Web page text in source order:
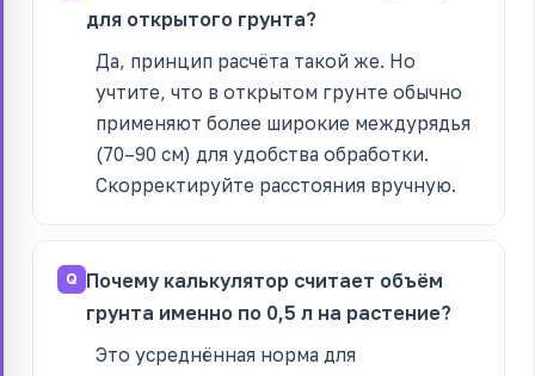
для открытого грунта?
Да, принцип расчёта такой же. Но
учтите, что в открытом грунте обычно
применяют более широкие междурядья
(70–90 см) для удобства обработки.
Скорректируйте расстояния вручную.
Почему калькулятор считает объём
грунта именно по 0,5 л на растение?
Это усреднённая норма для